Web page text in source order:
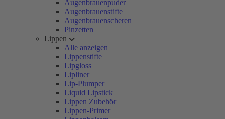
Augenbrauenpuder
Augenbrauenstifte
Augenbrauenscheren
Pinzetten
Lippen
Alle anzeigen
Lippenstifte
Lipgloss
Lipliner
Lip-Plumper
Liquid Lipstick
Lippen Zubehör
Lippen-Primer